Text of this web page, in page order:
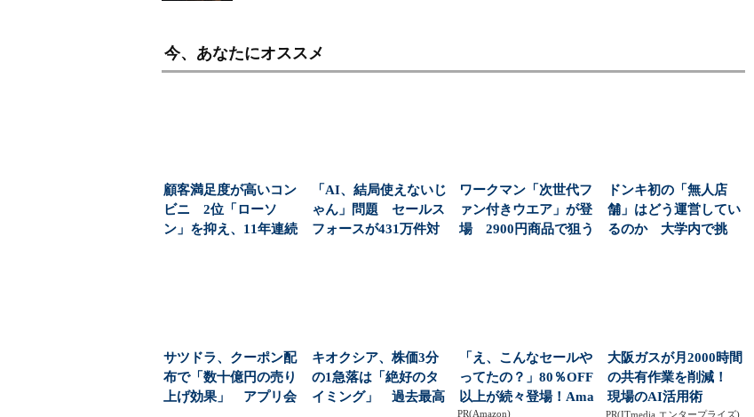
今、あなたにオススメ
顧客満足度が高いコン
ビニ 2位「ローソ
ン」を抑え、11年連続
「AI、結局使えないじ
ゃん」問題 セールス
フォースが431万件対
ワークマン「次世代フ
ァン付きウエア」が登
場 2900円商品で狙う
ドンキ初の「無人店
舗」はどう運営してい
るのか 大学内で挑
サツドラ、クーポン配
布で「数十億円の売り
上げ効果」 アプリ会
キオクシア、株価3分
の1急落は「絶好のタ
イミング」 過去最高
「え、こんなセールや
ってたの？」80％OFF
以上が続々登場！Ama
PR(Amazon)
大阪ガスが月2000時間
の共有作業を削減！
現場のAI活用術
PR(ITmedia エンタープライズ)